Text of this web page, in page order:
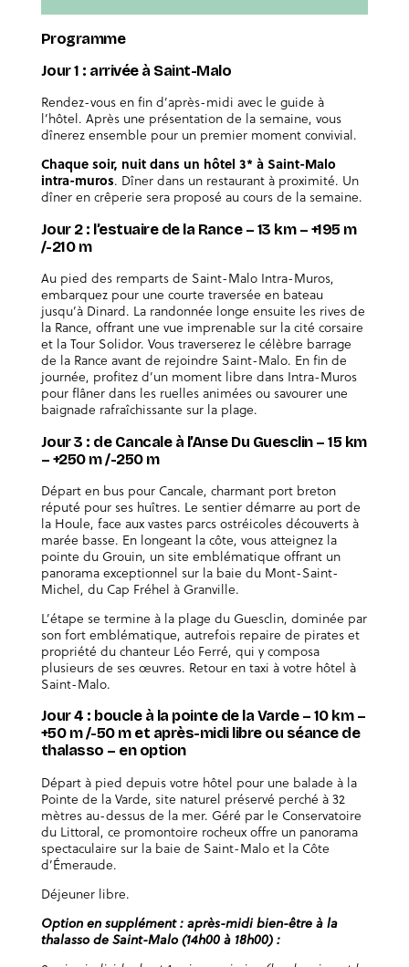
Programme
Jour 1 : arrivée à Saint-Malo
Rendez-vous en fin d’après-midi avec le guide à
l’hôtel. Après une présentation de la semaine, vous
dînerez ensemble pour un premier moment convivial.
Chaque soir, nuit dans un hôtel 3* à Saint-Malo
intra-muros. Dîner dans un restaurant à proximité. Un
dîner en crêperie sera proposé au cours de la semaine.
Jour 2 : l’estuaire de la Rance – 13 km – +195 m
/-210 m
Au pied des remparts de Saint-Malo Intra-Muros,
embarquez pour une courte traversée en bateau
jusqu’à Dinard. La randonnée longe ensuite les rives de
la Rance, offrant une vue imprenable sur la cité corsaire
et la Tour Solidor. Vous traverserez le célèbre barrage
de la Rance avant de rejoindre Saint-Malo. En fin de
journée, profitez d’un moment libre dans Intra-Muros
pour flâner dans les ruelles animées ou savourer une
baignade rafraîchissante sur la plage.
Jour 3 : de Cancale à l’Anse Du Guesclin – 15 km
– +250 m /-250 m
Départ en bus pour Cancale, charmant port breton
réputé pour ses huîtres. Le sentier démarre au port de
la Houle, face aux vastes parcs ostréicoles découverts à
marée basse. En longeant la côte, vous atteignez la
pointe du Grouin, un site emblématique offrant un
panorama exceptionnel sur la baie du Mont-Saint-
Michel, du Cap Fréhel à Granville.
L’étape se termine à la plage du Guesclin, dominée par
son fort emblématique, autrefois repaire de pirates et
propriété du chanteur Léo Ferré, qui y composa
plusieurs de ses œuvres. Retour en taxi à votre hôtel à
Saint-Malo.
Jour 4 : boucle à la pointe de la Varde – 10 km –
+50 m /-50 m et après-midi libre ou séance de
thalasso – en option
Départ à pied depuis votre hôtel pour une balade à la
Pointe de la Varde, site naturel préservé perché à 32
mètres au-dessus de la mer. Géré par le Conservatoire
du Littoral, ce promontoire rocheux offre un panorama
spectaculaire sur la baie de Saint-Malo et la Côte
d’Émeraude.
Déjeuner libre.
Option en supplément : après-midi bien-être à la
thalasso de Saint-Malo (14h00 à 18h00) :